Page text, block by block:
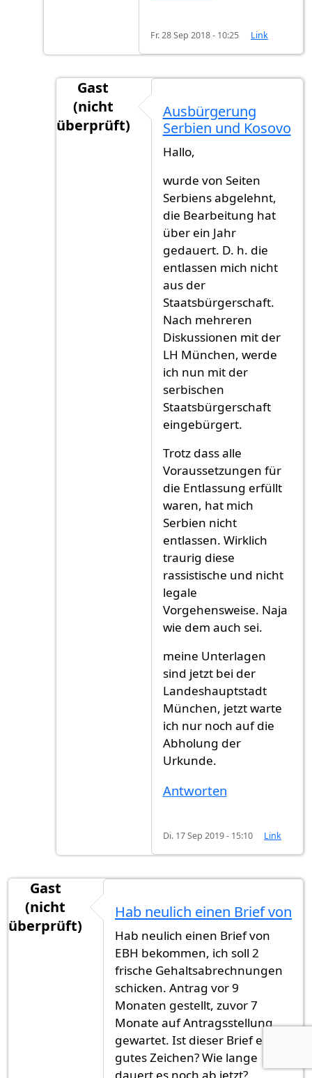
Fr. 28 Sep 2018 - 10:25 Link
Gast
(nicht
überprüft)
ich ich von
Ausbürgerung
Serbien und Kosovo
Hallo,
wurde von Seiten
Serbiens abgelehnt,
die Bearbeitung hat
über ein Jahr
gedauert. D. h. die
entlassen mich nicht
aus der
Staatsbürgerschaft.
Nach mehreren
Diskussionen mit der
LH München, werde
ich nun mit der
serbischen
Staatsbürgerschaft
eingebürgert.
Trotz dass alle
Voraussetzungen für
die Entlassung erfüllt
waren, hat mich
Serbien nicht
entlassen. Wirklich
traurig diese
rassistische und nicht
legale
Vorgehensweise. Naja
wie dem auch sei.
meine Unterlagen
sind jetzt bei der
Landeshauptstadt
München, jetzt warte
ich nur noch auf die
Abholung der
Urkunde.
Antworten
Di. 17 Sep 2019 - 15:10 Link
Gast
(nicht
überprüft)
Hab neulich einen Brief von
Hab neulich einen Brief von
EBH bekommen, ich soll 2
frische Gehaltsabrechnungen
schicken. Antrag vor 9
Monaten gestellt, zuvor 7
Monate auf Antragsstellung
gewartet. Ist dieser Brief ein
gutes Zeichen? Wie lange
dauert es noch ab jetzt?